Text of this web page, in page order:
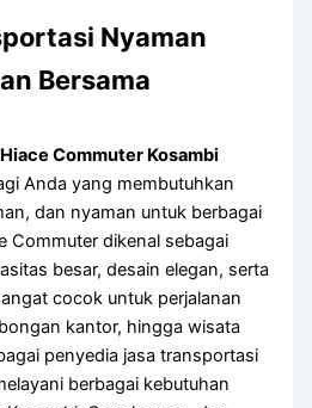
Nyaman
Bersama
Commuter Kosambi
Anda yang membutuhkan
dan nyaman untuk berbagai
Commuter dikenal sebagai
besar, desain elegan, serta
cocok untuk perjalanan
kantor, hingga wisata
penyedia jasa transportasi
berbagai kebutuhan